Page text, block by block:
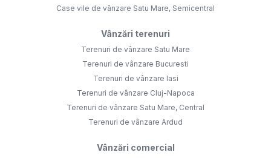
Case vile de vânzare Satu Mare, Semicentral
Vânzări terenuri
Terenuri de vânzare Satu Mare
Terenuri de vânzare Bucuresti
Terenuri de vânzare Iasi
Terenuri de vânzare Cluj-Napoca
Terenuri de vânzare Satu Mare, Central
Terenuri de vânzare Ardud
Vânzări comercial